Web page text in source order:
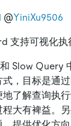
@YiniXu9506
支持可视化执
Slow Query
，目标是通
了解查询执
程大有裨益。